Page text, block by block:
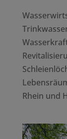
Rhein und